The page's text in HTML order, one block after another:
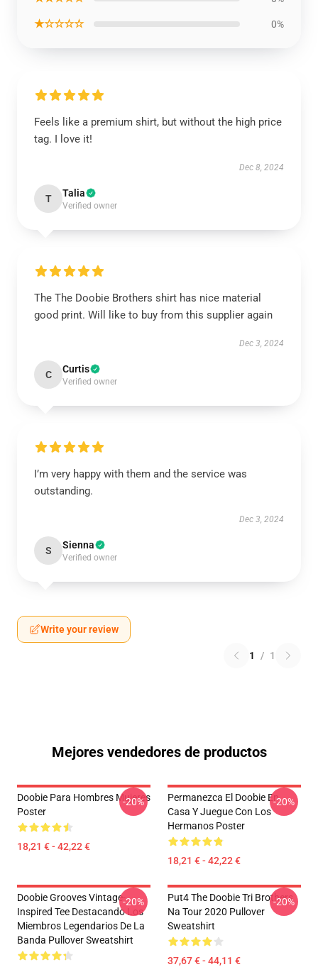
★☆☆☆☆ 0%
Feels like a premium shirt, but without the high price
tag. I love it!
Dec 8, 2024
T Talia
Verified owner
The The Doobie Brothers shirt has nice material
good print. Will like to buy from this supplier again
Dec 3, 2024
C Curtis
Verified owner
I’m very happy with them and the service was
outstanding.
Dec 3, 2024
S Sienna
Verified owner
Write your review
1 / 1
Mejores vendedores de productos
Doobie Para Hombres Mujeres
Poster
18,21 € - 42,22 €
-20%
Permanezca El Doobie En
Casa Y Juegue Con Los
Hermanos Poster
18,21 € - 42,22 €
-20%
Doobie Grooves Vintage-
Inspired Tee Destacando Los
Miembros Legendarios De La
Banda Pullover Sweatshirt
-20%
Put4 The Doobie Tri Brothers
Na Tour 2020 Pullover
Sweatshirt
37,67 € - 44,11 €
-20%